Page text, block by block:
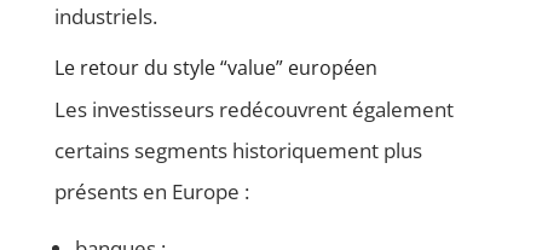
industriels.
Le retour du style “value” européen
Les investisseurs redécouvrent également
certains segments historiquement plus
présents en Europe :